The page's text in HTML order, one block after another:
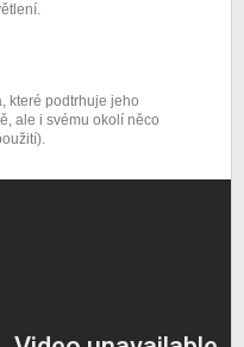
které podtrhuje jeho
ale i svému okolí něco